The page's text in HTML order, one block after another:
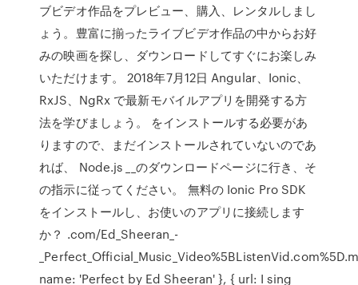
ブビデオ作品をプレビュー、購入、レンタルしまし
ょう。豊富に揃ったライブビデオ作品の中からお好
みの映画を探し、ダウンロードしてすぐにお楽しみ
いただけます。 2018年7月12日 Angular、Ionic、
RxJS、NgRx で最新モバイルアプリを開発する方
法を学びましょう。 をインストールする必要があ
りますので、まだインストールされていないのであ
れば、 Node.js __のダウンロードページに行き、そ
の指示に従ってください。 無料の Ionic Pro SDK
をインストールし、お使いのアプリに接続します
か？ .com/Ed_Sheeran_-
name: 'Perfect by Ed Sheeran' }, { url: I sing